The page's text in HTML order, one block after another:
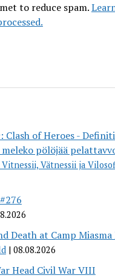
of Heroes -
pölöjää
Vätnessii ja
Death at Camp Miasma
08.08.2026
Head Civil War VIII
to reduce spam.